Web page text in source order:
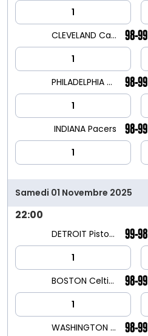
1
CLEVELAND Cavaliers
1
98-99
PHILADELPHIA 76ers
1
98-99
INDIANA Pacers
1
98-99
Samedi 01 Novembre 2025
22:00
DETROIT Pistons
1
99-98
BOSTON Celtics
1
98-99
WASHINGTON Wizards
98-99